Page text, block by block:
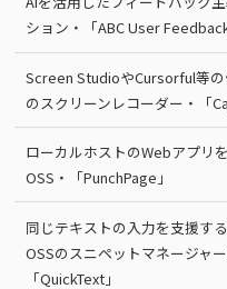
ション・「ABC User Feedback
Screen StudioやCursorful等
のスクリーンレコーダー・「
ローカルホストのWebアプリ
OSS・「PunchPage」
同じテキストの入力を支援す
OSSのスニペットマネージャ
「QuickText」